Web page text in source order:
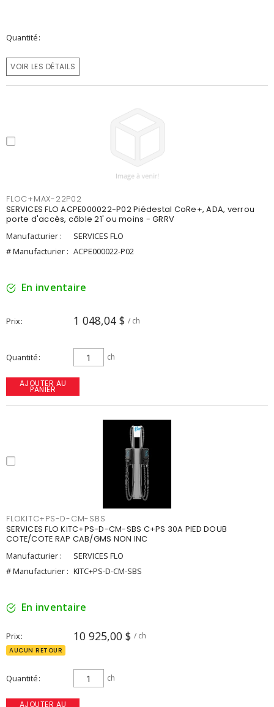
Quantité
VOIR LES DÉTAILS
FLOC+MAX-22P02
SERVICES FLO ACPE000022-P02 Piédestal CoRe+, ADA, verrou
porte d'accès, câble 21' ou moins - GRRV
Manufacturier :
SERVICES FLO
# Manufacturier : ACPE000022-P02
En inventaire
Prix 1 048,04 $ / ch
Quantité ch
AJOUTER AU
PANIER
FLOKITC+PS-D-CM-SBS
SERVICES FLO KITC+PS-D-CM-SBS C+PS 30A PIED DOUB
COTE/COTE RAP CAB/GMS NON INC
Manufacturier :
SERVICES FLO
# Manufacturier : KITC+PS-D-CM-SBS
En inventaire
Prix 10 925,00 $ / ch
AUCUN RETOUR
Quantité ch
AJOUTER AU